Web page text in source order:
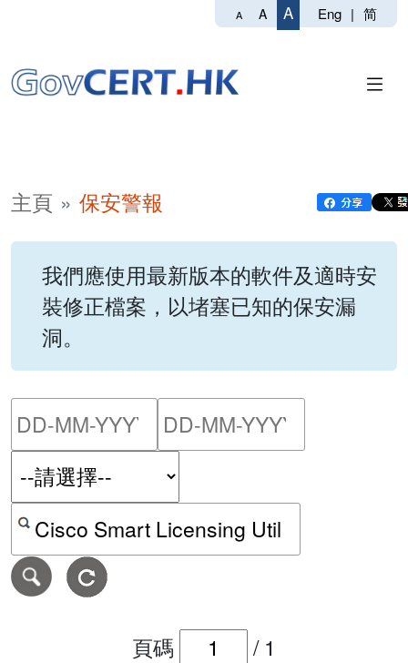
A A A Eng | 简
主頁 保安警報
我們應使用最新版本的軟件及適時安
裝修正檔案，以堵塞已知的保安漏
洞。
請輸入搜尋日期範圍的開
按關鍵字或 CVE ID 搜尋保安警報
頁碼 / 1